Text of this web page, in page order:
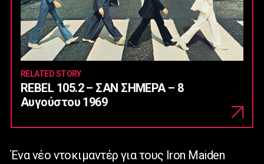
RELATED STORY
REBEL 105.2 – ΣΑΝ ΣΗΜΕΡΑ – 8
Αυγούστου 1969
Ένα νέο ντοκιμαντέρ για τους Iron Maiden